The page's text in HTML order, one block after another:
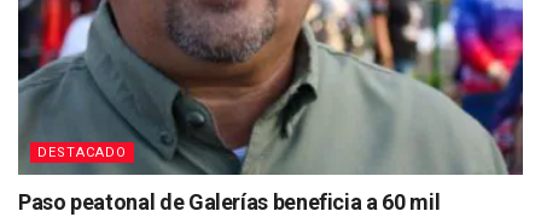
DESTACADO
Paso peatonal de Galerías beneficia a 60 mil